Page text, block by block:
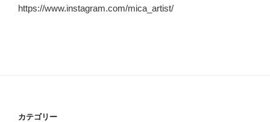
https://www.instagram.com/mica_artist/
カテゴリー